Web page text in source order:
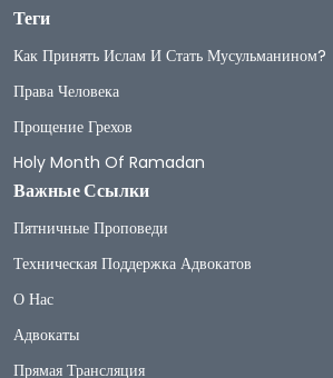
Теги
Как Принять Ислам И Стать Мусульманином?
Права Человека
Прощение Грехов
Holy Month Of Ramadan
Важные Ссылки
Пятничные Проповеди
Техническая Поддержка Адвокатов
О Нас
Адвокаты
Прямая Трансляция